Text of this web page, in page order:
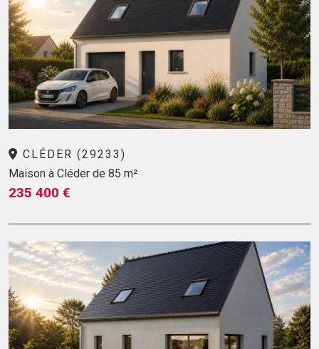
CLÉDER (29233)
Maison à Cléder de 85 m²
235 400 €